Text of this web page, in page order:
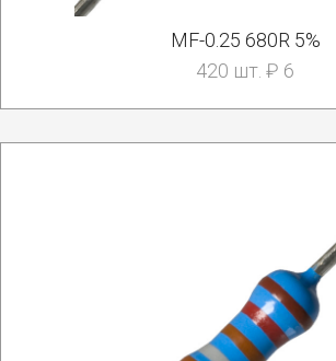
MF-0.25 680R 5%
420 шт. ₽ 6